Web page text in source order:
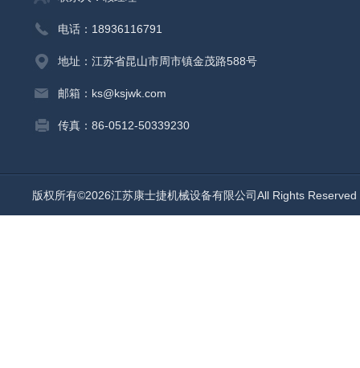
电话：18936116791
地址：江苏省昆山市周市镇金茂路588号
邮箱：ks@ksjwk.com
传真：86-0512-50339230
版权所有©2026江苏康士捷机械设备有限公司All Rights